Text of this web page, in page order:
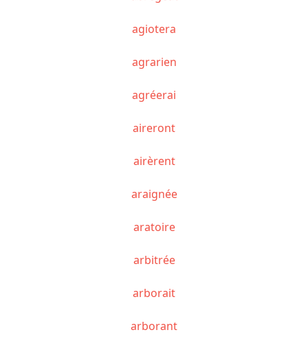
agiotera
agrarien
agréerai
aireront
airèrent
araignée
aratoire
arbitrée
arborait
arborant